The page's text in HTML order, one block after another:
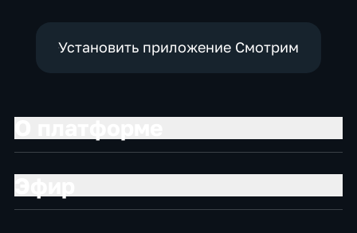
Установить приложение Смотрим